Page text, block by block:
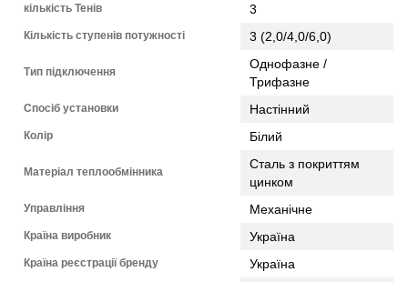
кількість Тенів 3
Кількість ступенів потужності 3 (2,0/4,0/6,0)
Тип підключення
Однофазне /
Трифазне
Спосіб установки Настінний
Колір Білий
Матеріал теплообмінника
Сталь з покриттям
цинком
Управління Механічне
Країна виробник Україна
Країна реєстрації бренду Україна